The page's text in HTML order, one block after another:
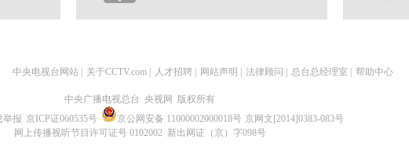
中央电视台网站 关于CCTV.com 人才招聘 网站声明 法律顾问 总台总经理室 帮助中心
中央广播电视总台 央视网 版权所有
举报 京ICP证060535号 京公网安备 11000002000018号 京网文[2014]0383-083号
网上传播视听节目许可证号 0102002 新出网证（京）字098号